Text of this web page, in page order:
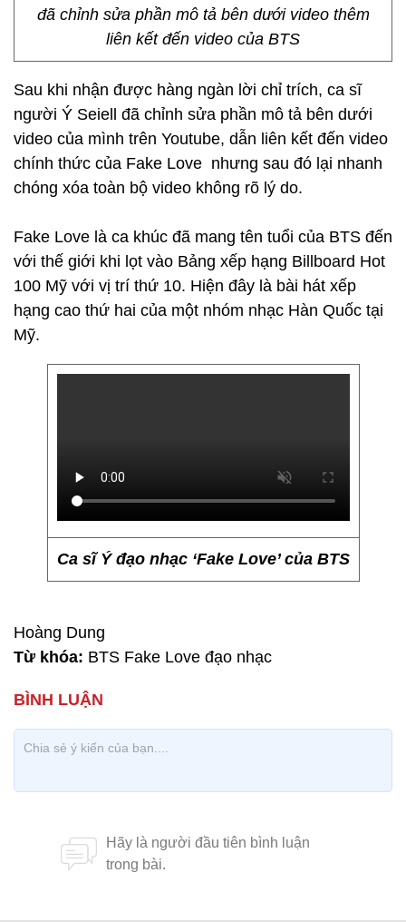
đã chỉnh sửa phần mô tả bên dưới video thêm
liên kết đến video của BTS
Sau khi nhận được hàng ngàn lời chỉ trích, ca sĩ
người Ý Seiell đã chỉnh sửa phần mô tả bên dưới
video của mình trên Youtube, dẫn liên kết đến video
chính thức của Fake Love nhưng sau đó lại nhanh
chóng xóa toàn bộ video không rõ lý do.
Fake Love là ca khúc đã mang tên tuổi của BTS đến
với thế giới khi lọt vào Bảng xếp hạng Billboard Hot
100 Mỹ với vị trí thứ 10. Hiện đây là bài hát xếp
hạng cao thứ hai của một nhóm nhạc Hàn Quốc tại
Mỹ.
Ca sĩ Ý đạo nhạc ‘Fake Love’ của BTS
Hoàng Dung
Từ khóa: BTS Fake Love đạo nhạc